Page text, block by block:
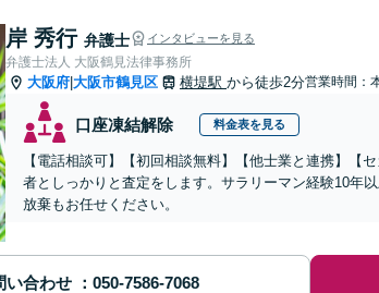
岸 秀行 弁護士 インタビューを見る
弁護士法人 大阪鶴見法律事務所
大阪府 大阪市鶴見区 横堤駅 から徒歩2分営業時間：
口座凍結解除 料金表を見る
【電話相談可】【初回相談無料】【他士業と連携】【
者としっかりと査定をします。サラリーマン経験10年
放棄もお任せください。
い合わせ